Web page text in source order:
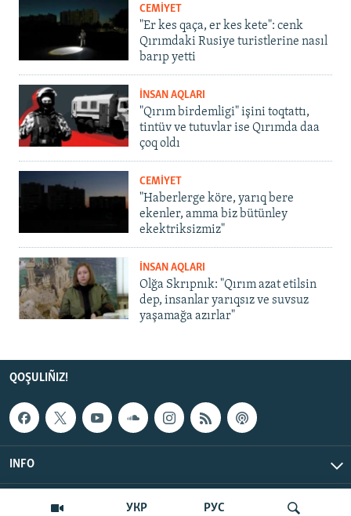
УКР РУС
CEMİYET
"Er kes qaça, er kes kete": cenk
Qırımdaki Rusiye turistlerine nasıl
barıp yetti
İNSAN AQLARI
"Qırım birdemligi" işini toqtattı,
tintüv ve tutuvlar ise Qırımda daa
çoq oldı
CEMİYET
"Haberlerge köre, yarıq bere
ekenler, amma biz bütünley
ekektriksizmiz"
İNSAN AQLARI
Olğa Skrıpnık: "Qırım azat etilsin
dep, insanlar yarıqsız ve suvsuz
yaşamağa azırlar"
QOŞULIÑIZ!
INFO
© Qırım.Aqiqat, 2026 | All Rights Reserved.